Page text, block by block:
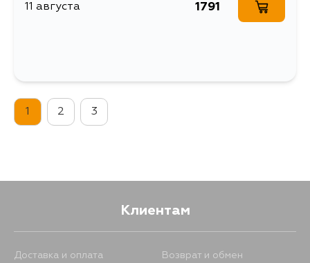
11 августа 1791
1 2 3
Клиентам
Доставка и оплата Возврат и обмен